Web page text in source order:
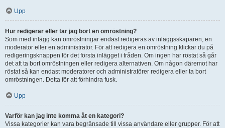
Upp
Hur redigerar eller tar jag bort en omröstning?
Som med inlägg kan omröstningar endast redigeras av inläggsskaparen, en
moderator eller en administratör. För att redigera en omröstning klickar du på
redigeringsknappen för det första inlägget i tråden. Om ingen har röstat så går
det att ta bort omröstningen eller redigera alternativen. Om någon däremot har
röstat så kan endast moderatorer och administratörer redigera eller ta bort
omröstningen. Detta för att förhindra fusk.
Upp
Varför kan jag inte komma åt en kategori?
Vissa kategorier kan vara begränsade till vissa användare eller grupper. För att